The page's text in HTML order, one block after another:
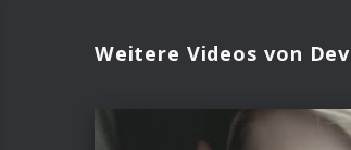
Weitere Videos von Dev